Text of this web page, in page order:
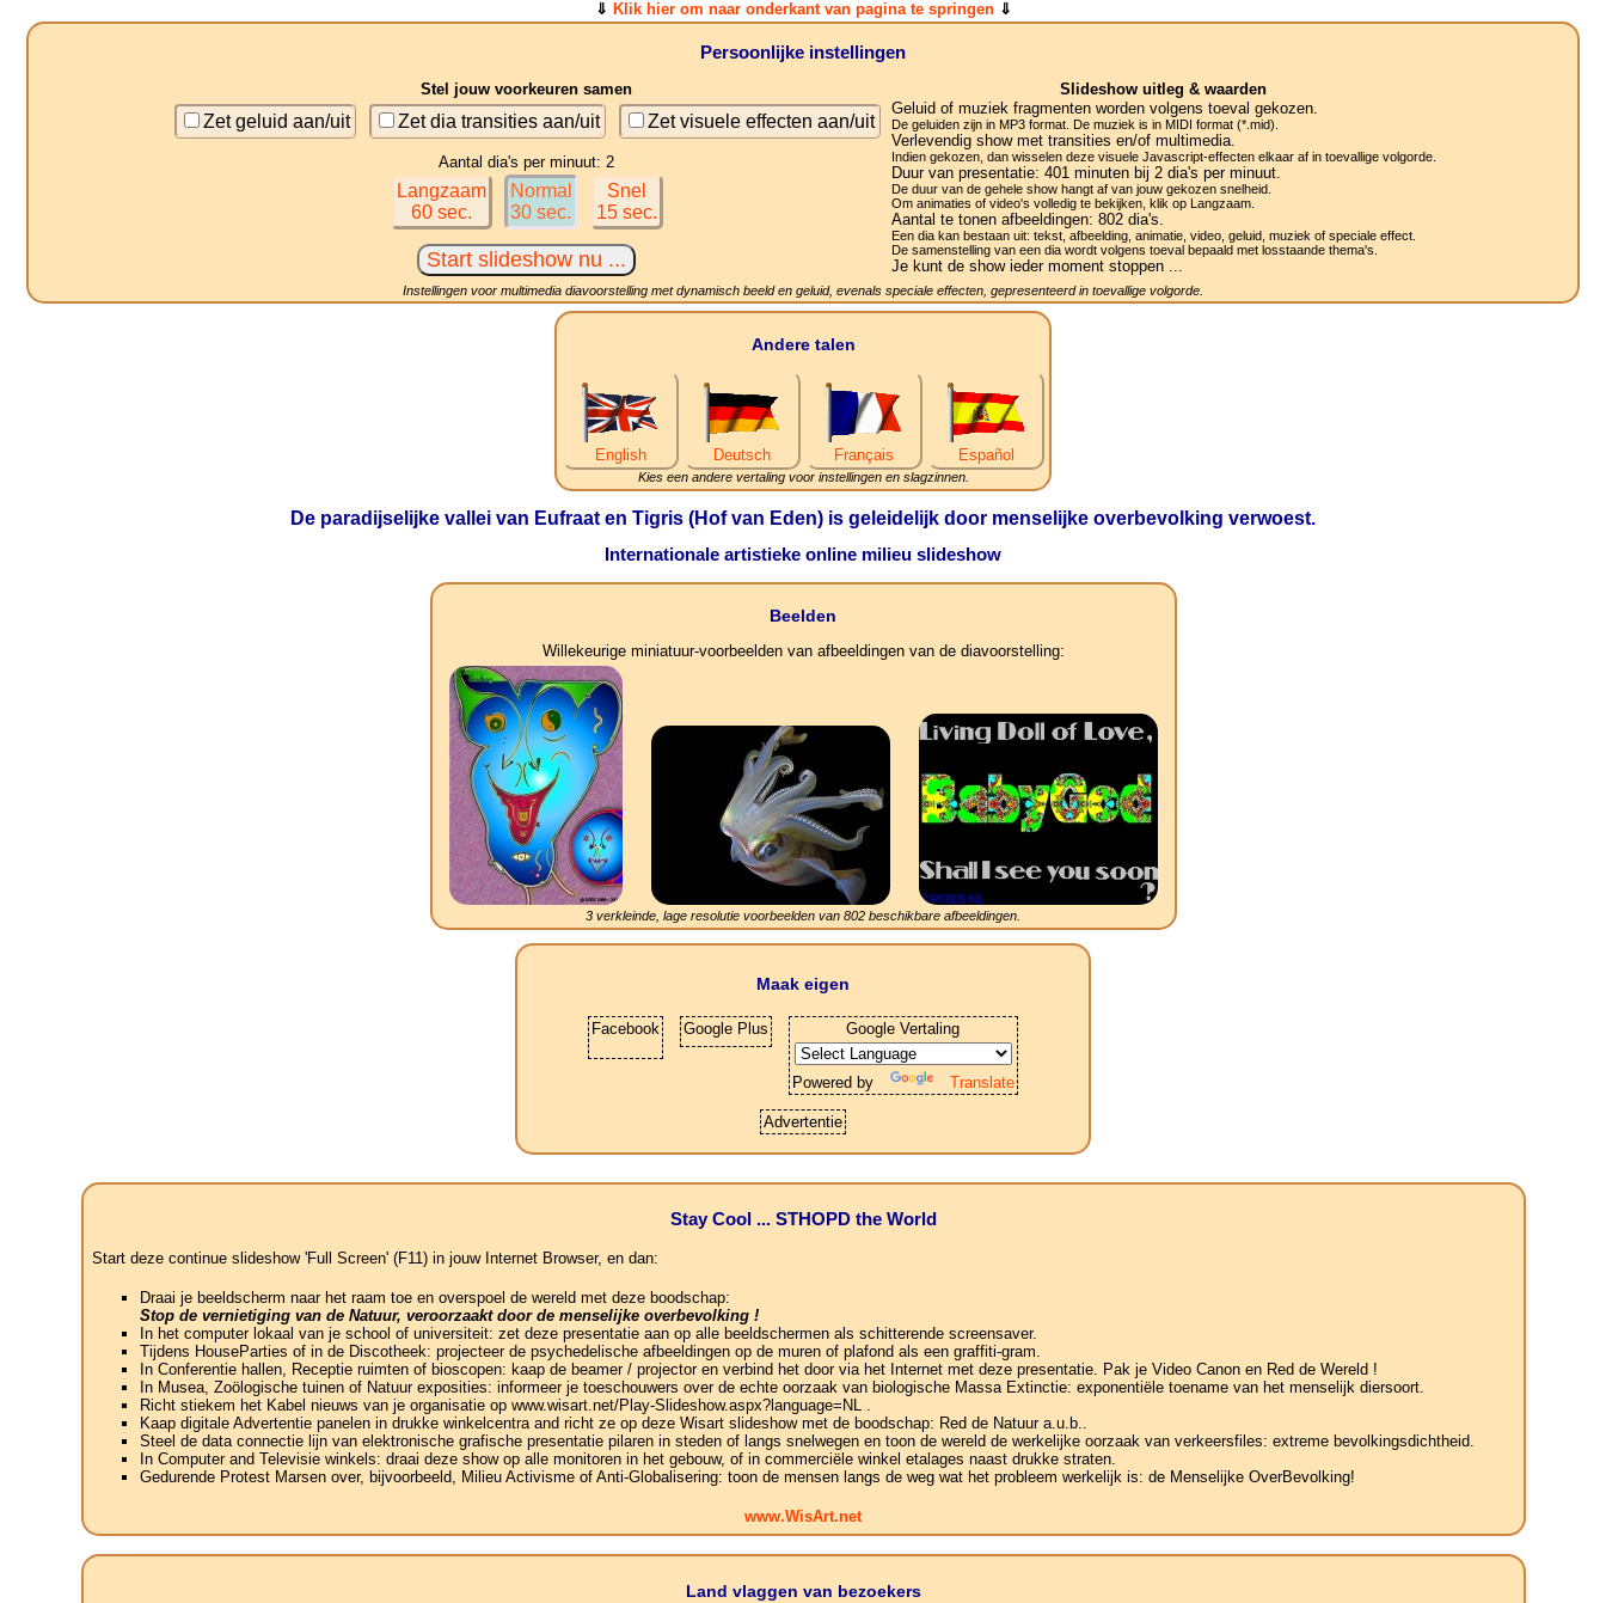
⇓ Klik hier om naar onderkant van pagina te springen⇓
Persoonlijke instellingen
Stel jouw voorkeuren samen
Zet geluid aan/uit Zet dia transities aan/uit Zet visuele effecten aan/uit
Aantal dia's per minuut: 2
Langzaam
60 sec.
Normal
30 sec.
Snel
15 sec.
Slideshow uitleg & waarden
Geluid of muziek fragmenten worden volgens toeval gekozen.
De geluiden zijn in MP3 format. De muziek is in MIDI format (*.mid).
Verlevendig show met transities en/of multimedia.
Indien gekozen, dan wisselen deze visuele Javascript-effecten elkaar af in toevallige volgorde.
Duur van presentatie: 401 minuten bij 2 dia's per minuut.
De duur van de gehele show hangt af van jouw gekozen snelheid.
Om animaties of video's volledig te bekijken, klik op Langzaam.
Aantal te tonen afbeeldingen: 802dia's.
Een dia kan bestaan uit: tekst, afbeelding, animatie, video, geluid, muziek of speciale effect.
De samenstelling van een dia wordt volgens toeval bepaald met losstaande thema's.
Je kunt de show ieder moment stoppen ...
Instellingen voor multimedia diavoorstelling met dynamisch beeld en geluid, evenals speciale effecten, gepresenteerd in toevallige volgorde.
Andere talen
English Deutsch Français Español
Kies een andere vertaling voor instellingen en slagzinnen.
De paradijselijke vallei van Eufraat en Tigris (Hof van Eden) is geleidelijk door menselijke overbevolking verwoest.
Internationale artistieke online milieu slideshow
Beelden
Willekeurige miniatuur-voorbeelden van afbeeldingen van de diavoorstelling:
3 verkleinde, lage resolutie voorbeelden van 802 beschikbare afbeeldingen.
Maak eigen
Facebook Google Plus Google Vertaling
Powered by Translate
Advertentie
Stay Cool ... STHOPD the World
Start deze continue slideshow 'Full Screen' (F11) in jouw Internet Browser, en dan:
Draai je beeldscherm naar het raam toe en overspoel de wereld met deze boodschap:
Stop de vernietiging van de Natuur, veroorzaakt door de menselijke overbevolking !
In het computer lokaal van je school of universiteit: zet deze presentatie aan op alle beeldschermen als schitterende screensaver.
Tijdens HouseParties of in de Discotheek: projecteer de psychedelische afbeeldingen op de muren of plafond als een graffiti-gram.
In Conferentie hallen, Receptie ruimten of bioscopen: kaap de beamer / projector en verbind het door via het Internet met deze presentatie. Pak je Video Canon en Red de Wereld !
In Musea, Zoölogische tuinen of Natuur exposities: informeer je toeschouwers over de echte oorzaak van biologische Massa Extinctie: exponentiële toename van het menselijk diersoort.
Richt stiekem het Kabel nieuws van je organisatie op www.wisart.net/Play-Slideshow.aspx?language=NL .
Kaap digitale Advertentie panelen in drukke winkelcentra and richt ze op deze Wisart slideshow met de boodschap: Red de Natuur a.u.b..
Steel de data connectie lijn van elektronische grafische presentatie pilaren in steden of langs snelwegen en toon de wereld de werkelijke oorzaak van verkeersfiles: extreme bevolkingsdichtheid.
In Computer and Televisie winkels: draai deze show op alle monitoren in het gebouw, of in commerciële winkel etalages naast drukke straten.
Gedurende Protest Marsen over, bijvoorbeeld, Milieu Activisme of Anti-Globalisering: toon de mensen langs de weg wat het probleem werkelijk is: de Menselijke OverBevolking!
www.WisArt.net
Land vlaggen van bezoekers